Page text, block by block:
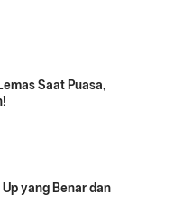
Saat Puasa,
yang Benar dan